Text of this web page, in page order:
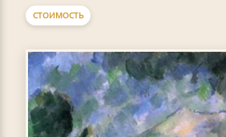
СТОИМОСТЬ